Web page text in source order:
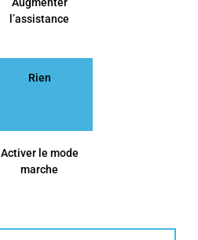
l’assistance
Rien
Activer le mode
marche